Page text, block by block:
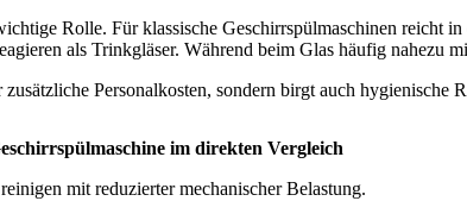
Rolle. Für klassische Geschirrspülmaschinen reicht
als Trinkgläser. Während beim Glas häufig nahezu
Personalkosten, sondern birgt auch
im direkten Vergleich
mit reduzierter mechanischer Belastung.